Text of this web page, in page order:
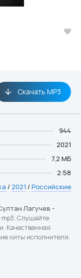
Скачать MP3
944
2021
7,2 МБ
2:58
/ 2021 / Российские
Лагучев -
mp3. Слушайте
Качественная
хиты исполнителя.